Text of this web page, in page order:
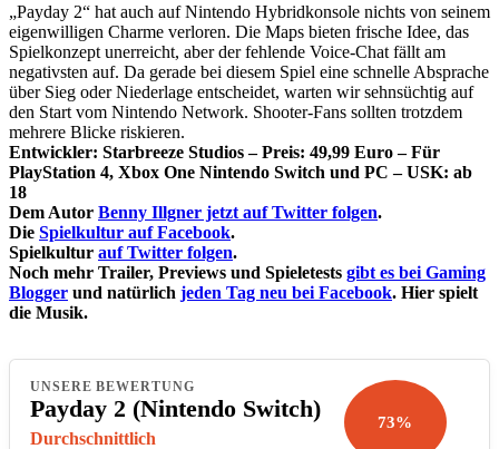
„Payday 2“ hat auch auf Nintendo Hybridkonsole nichts von seinem
eigenwilligen Charme verloren. Die Maps bieten frische Idee, das
Spielkonzept unerreicht, aber der fehlende Voice-Chat fällt am
negativsten auf. Da gerade bei diesem Spiel eine schnelle Absprache
über Sieg oder Niederlage entscheidet, warten wir sehnsüchtig auf
den Start vom Nintendo Network. Shooter-Fans sollten trotzdem
mehrere Blicke riskieren.
Entwickler: Starbreeze Studios – Preis: 49,99 Euro – Für
PlayStation 4, Xbox One Nintendo Switch und PC – USK: ab
18
Dem Autor Benny Illgner jetzt auf Twitter folgen.
Die Spielkultur auf Facebook.
Spielkultur auf Twitter folgen.
Noch mehr Trailer, Previews und Spieletests gibt es bei Gaming
Blogger und natürlich jeden Tag neu bei Facebook. Hier spielt
die Musik.
UNSERE BEWERTUNG
Payday 2 (Nintendo Switch)
Durchschnittlich
73%